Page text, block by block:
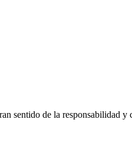
sentido de la responsabilidad y